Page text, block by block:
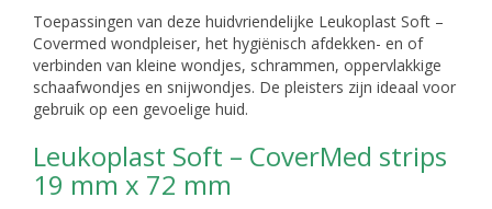
Toepassingen van deze huidvriendelijke Leukoplast Soft –
Covermed wondpleiser, het hygiënisch afdekken- en of
verbinden van kleine wondjes, schrammen, oppervlakkige
schaafwondjes en snijwondjes. De pleisters zijn ideaal voor
gebruik op een gevoelige huid.
Leukoplast Soft – CoverMed strips
19 mm x 72 mm